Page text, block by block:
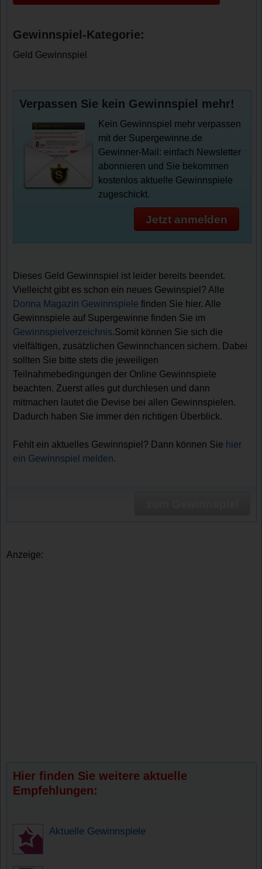
Gewinnspiel-Kategorie:
Geld Gewinnspiel
Verpassen Sie kein Gewinnspiel mehr!
Kein Gewinnspiel mehr verpassen
mit der Supergewinne.de
Gewinner-Mail: einfach Newsletter
abonnieren und Sie bekommen
kostenlos aktuelle Gewinnspiele
zugeschickt.
Jetzt anmelden
Dieses Geld Gewinnspiel ist leider bereits beendet.
Vielleicht gibt es schon ein neues Gewinspiel? Alle
Donna Magazin Gewinnspiele finden Sie hier. Alle
Gewinnspiele auf Supergewinne finden Sie im
Gewinnspielverzeichnis.Somit können Sie sich die
vielfältigen, zusätzlichen Gewinnchancen sichern. Dabei
sollten Sie bitte stets die jeweiligen
Teilnahmebedingungen der Online Gewinnspiele
beachten. Zuerst alles gut durchlesen und dann
mitmachen lautet die Devise bei allen Gewinnspielen.
Dadurch haben Sie immer den richtigen Überblick.
Fehlt ein aktuelles Gewinnspiel? Dann können Sie hier
ein Gewinnspiel melden.
Anzeige:
Hier finden Sie weitere aktuelle
Empfehlungen:
Aktuelle Gewinnspiele